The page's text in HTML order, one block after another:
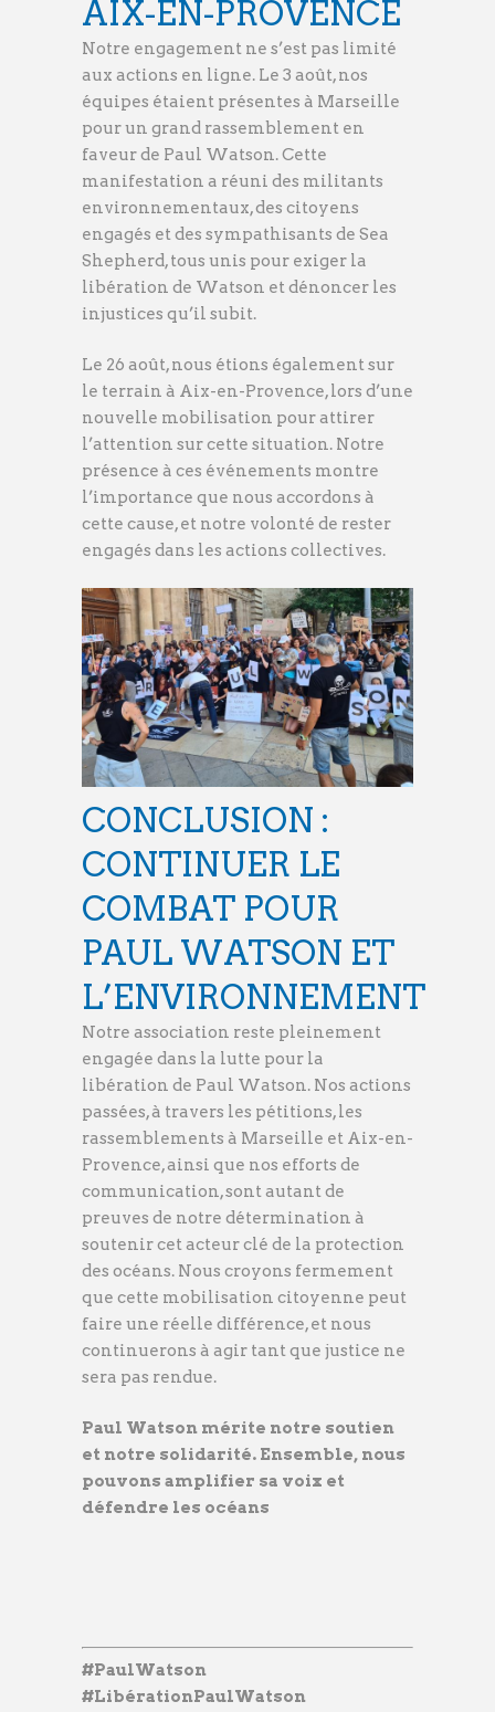
AIX-EN-PROVENCE
Notre engagement ne s’est pas limité
aux actions en ligne. Le 3 août, nos
équipes étaient présentes à Marseille
pour un grand rassemblement en
faveur de Paul Watson. Cette
manifestation a réuni des militants
environnementaux, des citoyens
engagés et des sympathisants de Sea
Shepherd, tous unis pour exiger la
libération de Watson et dénoncer les
injustices qu’il subit.
Le 26 août, nous étions également sur
le terrain à Aix-en-Provence, lors d’une
nouvelle mobilisation pour attirer
l’attention sur cette situation. Notre
présence à ces événements montre
l’importance que nous accordons à
cette cause, et notre volonté de rester
engagés dans les actions collectives.
CONCLUSION :
CONTINUER LE
COMBAT POUR
PAUL WATSON ET
L’ENVIRONNEMENT
Notre association reste pleinement
engagée dans la lutte pour la
libération de Paul Watson. Nos actions
passées, à travers les pétitions, les
rassemblements à Marseille et Aix-en-
Provence, ainsi que nos efforts de
communication, sont autant de
preuves de notre détermination à
soutenir cet acteur clé de la protection
des océans. Nous croyons fermement
que cette mobilisation citoyenne peut
faire une réelle différence, et nous
continuerons à agir tant que justice ne
sera pas rendue.
Paul Watson mérite notre soutien
et notre solidarité. Ensemble, nous
pouvons amplifier sa voix et
défendre les océans
#PaulWatson
#LibérationPaulWatson